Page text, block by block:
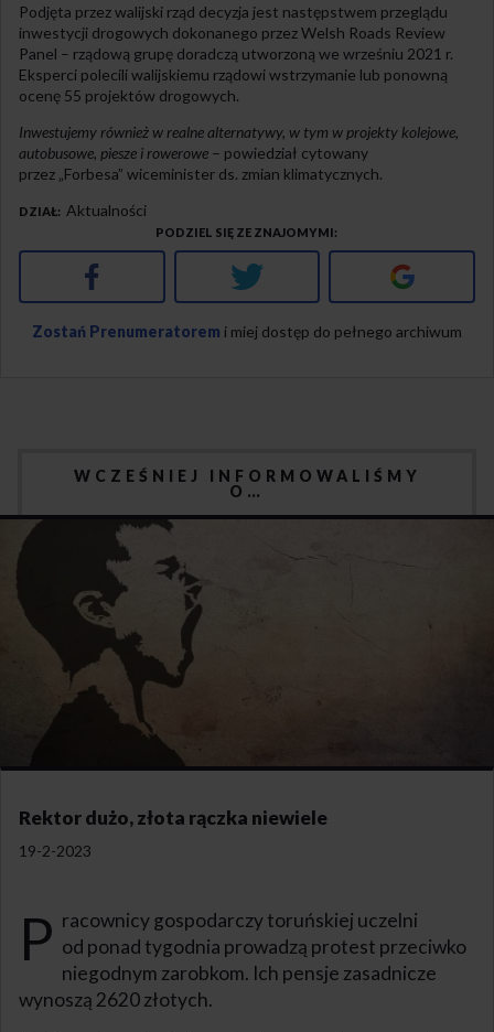
Podjęta przez walijski rząd decyzja jest następstwem przeglądu
inwestycji drogowych dokonanego przez Welsh Roads Review
Panel – rządową grupę doradczą utworzoną we wrześniu 2021 r.
Eksperci polecili walijskiemu rządowi wstrzymanie lub ponowną
ocenę 55 projektów drogowych.
Inwestujemy również w realne alternatywy, w tym w projekty kolejowe,
autobusowe, piesze i rowerowe – powiedział cytowany
przez „Forbesa” wiceminister ds. zmian klimatycznych.
DZIAŁ Aktualności
PODZIEL SIĘ ZE ZNAJOMYMI
Facebook Twitter Google+
Zostań Prenumeratorem i miej dostęp do pełnego archiwum
WCZEŚNIEJ INFORMOWALIŚMY
O…
Rektor dużo, złota rączka niewiele
19-2-2023
P racownicy gospodarczy toruńskiej uczelni
od ponad tygodnia prowadzą protest przeciwko
niegodnym zarobkom. Ich pensje zasadnicze
wynoszą 2620 złotych.